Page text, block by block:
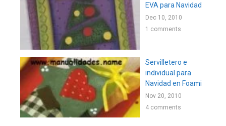
EVA para Navidad
Dec 10, 2010
1 comments
Servilletero e
individual para
Navidad en Foami
Nov 20, 2010
4 comments